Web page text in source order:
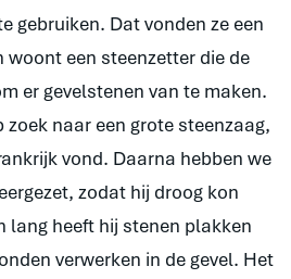
gebruiken. Dat vonden ze een
woont een steenzetter die de
er gevelstenen van te maken.
naar een grote steenzaag,
vond. Daarna hebben we
zodat hij droog kon
lang heeft hij stenen plakken
verwerken in de gevel. Het